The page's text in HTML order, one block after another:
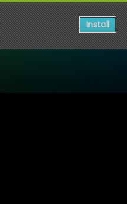
Install